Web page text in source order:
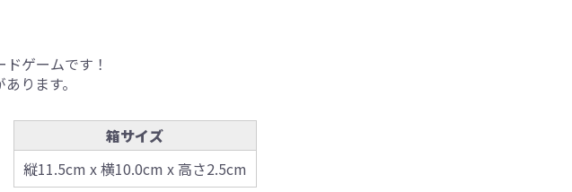
ゲームです！
ります。
箱サイズ
縦11.5cm x 横10.0cm x 高さ2.5cm